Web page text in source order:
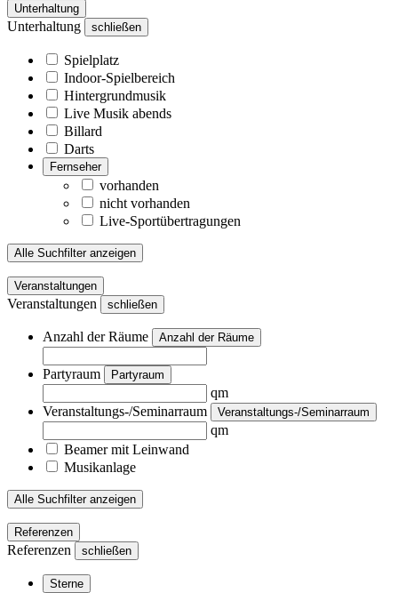
Unterhaltung
Unterhaltung schließen
Spielplatz
Indoor-Spielbereich
Hintergrundmusik
Live Musik abends
Billard
Darts
Fernseher
vorhanden
nicht vorhanden
Live-Sportübertragungen
Alle Suchfilter anzeigen
Veranstaltungen
Veranstaltungen schließen
Anzahl der Räume Anzahl der Räume
Partyraum Partyraum
qm
Veranstaltungs-/Seminarraum
Veranstaltungs-/Seminarraum
qm
Beamer mit Leinwand
Musikanlage
Alle Suchfilter anzeigen
Referenzen
Referenzen schließen
Sterne